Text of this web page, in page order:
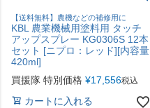
【送料無料】農機などの補修用に
KBL 農業機械用塗料用 タッチ
アップスプレー KG0306S 12本
セット [ニプロ：レッド][内容量
420ml]
買援隊 特別価格 ¥17,556税込
カートに入れる